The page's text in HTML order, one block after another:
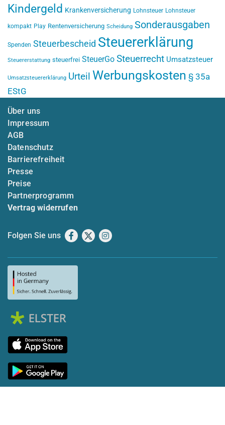
Kindergeld Krankenversicherung Lohnsteuer Lohnsteuer
kompakt Play Rentenversicherung Scheidung Sonderausgaben
Spenden Steuerbescheid Steuererklärung
Steuererstattung steuerfrei SteuerGo Steuerrecht Umsatzsteuer
Umsatzsteuererklärung Urteil Werbungskosten § 35a
EStG
Über uns
Impressum
AGB
Datenschutz
Barrierefreiheit
Presse
Preise
Partnerprogramm
Vertrag widerrufen
Folgen Sie uns Facebook
X Instagram